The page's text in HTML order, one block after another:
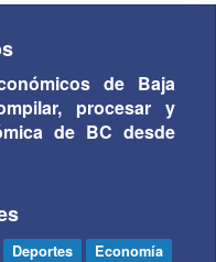
de Baja
procesar y
de BC desde
Deportes Economía